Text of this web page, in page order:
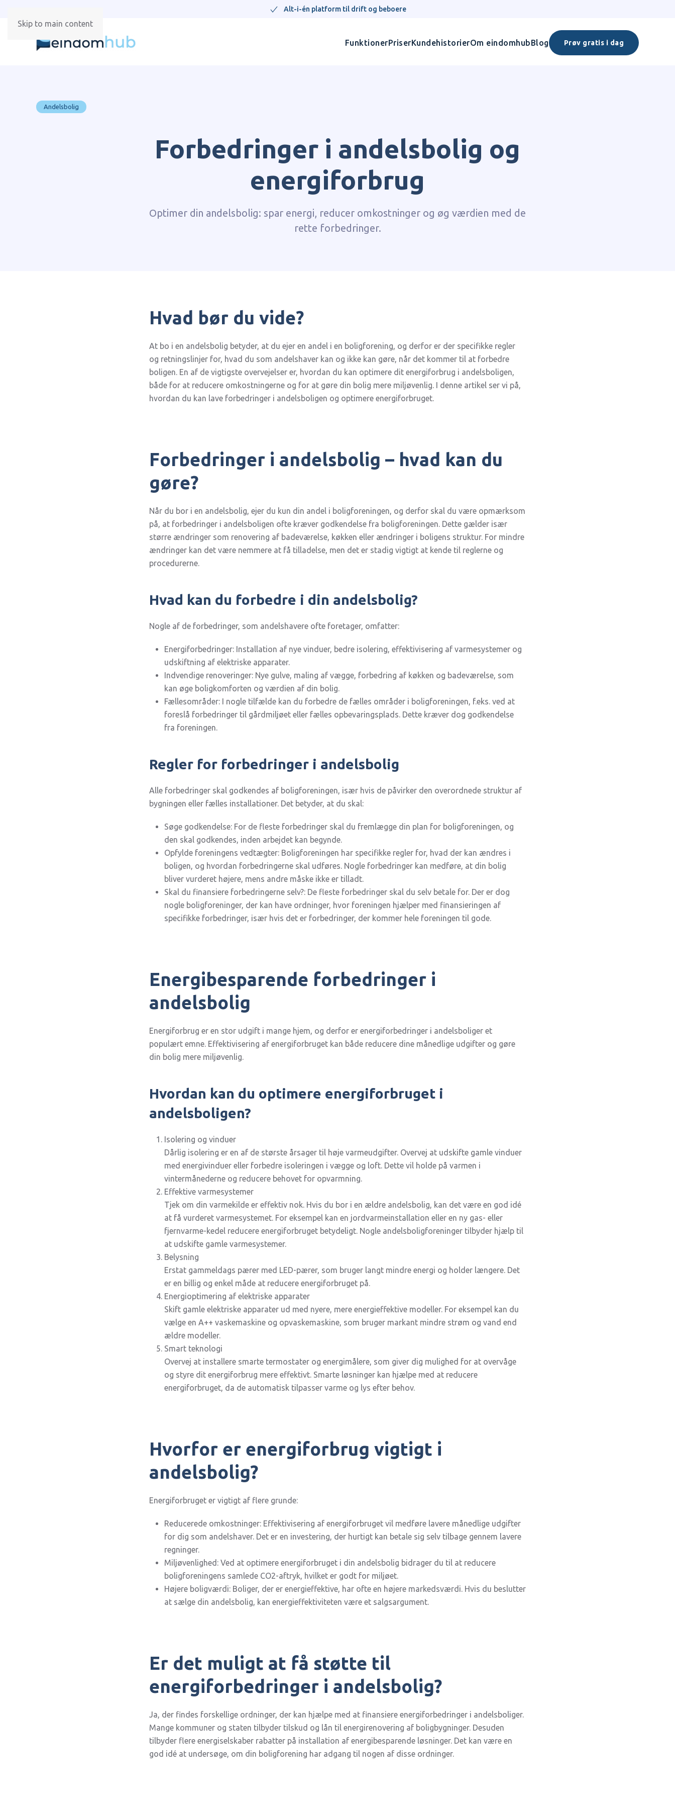
Skip to main content
FunktionerPriserKundehistorierOm eindomhubBlog Prøv gratis i dag
Alt-i-én platform til drift og beboere
Andelsbolig
Forbedringer i andelsbolig og
energiforbrug
Optimer din andelsbolig: spar energi, reducer omkostninger og øg værdien med de
rette forbedringer.
Hvad bør du vide?
At bo i en andelsbolig betyder, at du ejer en andel i en boligforening, og derfor er der specifikke regler
og retningslinjer for, hvad du som andelshaver kan og ikke kan gøre, når det kommer til at forbedre
boligen. En af de vigtigste overvejelser er, hvordan du kan optimere dit energiforbrug i andelsboligen,
både for at reducere omkostningerne og for at gøre din bolig mere miljøvenlig. I denne artikel ser vi på,
hvordan du kan lave forbedringer i andelsboligen og optimere energiforbruget.
Forbedringer i andelsbolig – hvad kan du
gøre?
Når du bor i en andelsbolig, ejer du kun din andel i boligforeningen, og derfor skal du være opmærksom
på, at forbedringer i andelsboligen ofte kræver godkendelse fra boligforeningen. Dette gælder især
større ændringer som renovering af badeværelse, køkken eller ændringer i boligens struktur. For mindre
ændringer kan det være nemmere at få tilladelse, men det er stadig vigtigt at kende til reglerne og
procedurerne.
Hvad kan du forbedre i din andelsbolig?
Nogle af de forbedringer, som andelshavere ofte foretager, omfatter:
Energiforbedringer: Installation af nye vinduer, bedre isolering, effektivisering af varmesystemer og
udskiftning af elektriske apparater.
Indvendige renoveringer: Nye gulve, maling af vægge, forbedring af køkken og badeværelse, som
kan øge boligkomforten og værdien af din bolig.
Fællesområder: I nogle tilfælde kan du forbedre de fælles områder i boligforeningen, f.eks. ved at
foreslå forbedringer til gårdmiljøet eller fælles opbevaringsplads. Dette kræver dog godkendelse
fra foreningen.
Regler for forbedringer i andelsbolig
Alle forbedringer skal godkendes af boligforeningen, især hvis de påvirker den overordnede struktur af
bygningen eller fælles installationer. Det betyder, at du skal:
Søge godkendelse: For de fleste forbedringer skal du fremlægge din plan for boligforeningen, og
den skal godkendes, inden arbejdet kan begynde.
Opfylde foreningens vedtægter: Boligforeningen har specifikke regler for, hvad der kan ændres i
boligen, og hvordan forbedringerne skal udføres. Nogle forbedringer kan medføre, at din bolig
bliver vurderet højere, mens andre måske ikke er tilladt.
Skal du finansiere forbedringerne selv?: De fleste forbedringer skal du selv betale for. Der er dog
nogle boligforeninger, der kan have ordninger, hvor foreningen hjælper med finansieringen af
specifikke forbedringer, især hvis det er forbedringer, der kommer hele foreningen til gode.
Energibesparende forbedringer i
andelsbolig
Energiforbrug er en stor udgift i mange hjem, og derfor er energiforbedringer i andelsboliger et
populært emne. Effektivisering af energiforbruget kan både reducere dine månedlige udgifter og gøre
din bolig mere miljøvenlig.
Hvordan kan du optimere energiforbruget i
andelsboligen?
Isolering og vinduer
Dårlig isolering er en af de største årsager til høje varmeudgifter. Overvej at udskifte gamle vinduer
med energivinduer eller forbedre isoleringen i vægge og loft. Dette vil holde på varmen i
vintermånederne og reducere behovet for opvarmning.
Effektive varmesystemer
Tjek om din varmekilde er effektiv nok. Hvis du bor i en ældre andelsbolig, kan det være en god idé
at få vurderet varmesystemet. For eksempel kan en jordvarmeinstallation eller en ny gas- eller
fjernvarme-kedel reducere energiforbruget betydeligt. Nogle andelsboligforeninger tilbyder hjælp til
at udskifte gamle varmesystemer.
Belysning
Erstat gammeldags pærer med LED-pærer, som bruger langt mindre energi og holder længere. Det
er en billig og enkel måde at reducere energiforbruget på.
Energioptimering af elektriske apparater
Skift gamle elektriske apparater ud med nyere, mere energieffektive modeller. For eksempel kan du
vælge en A++ vaskemaskine og opvaskemaskine, som bruger markant mindre strøm og vand end
ældre modeller.
Smart teknologi
Overvej at installere smarte termostater og energimålere, som giver dig mulighed for at overvåge
og styre dit energiforbrug mere effektivt. Smarte løsninger kan hjælpe med at reducere
energiforbruget, da de automatisk tilpasser varme og lys efter behov.
Hvorfor er energiforbrug vigtigt i
andelsbolig?
Energiforbruget er vigtigt af flere grunde:
Reducerede omkostninger: Effektivisering af energiforbruget vil medføre lavere månedlige udgifter
for dig som andelshaver. Det er en investering, der hurtigt kan betale sig selv tilbage gennem lavere
regninger.
Miljøvenlighed: Ved at optimere energiforbruget i din andelsbolig bidrager du til at reducere
boligforeningens samlede CO2-aftryk, hvilket er godt for miljøet.
Højere boligværdi: Boliger, der er energieffektive, har ofte en højere markedsværdi. Hvis du beslutter
at sælge din andelsbolig, kan energieffektiviteten være et salgsargument.
Er det muligt at få støtte til
energiforbedringer i andelsbolig?
Ja, der findes forskellige ordninger, der kan hjælpe med at finansiere energiforbedringer i andelsboliger.
Mange kommuner og staten tilbyder tilskud og lån til energirenovering af boligbygninger. Desuden
tilbyder flere energiselskaber rabatter på installation af energibesparende løsninger. Det kan være en
god idé at undersøge, om din boligforening har adgang til nogen af disse ordninger.